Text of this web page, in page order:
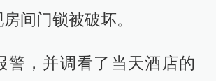
间门锁被破坏。
警，并调看了当天酒店的